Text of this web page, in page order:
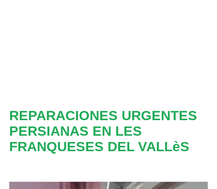
REPARACIONES URGENTES
PERSIANAS EN LES
FRANQUESES DEL VALLèS